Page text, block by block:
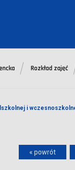
Rozkład zajęć
i
« powrót